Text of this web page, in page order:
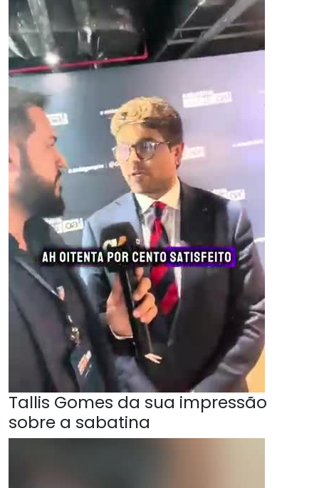
Tallis Gomes da sua impressão
sobre a sabatina